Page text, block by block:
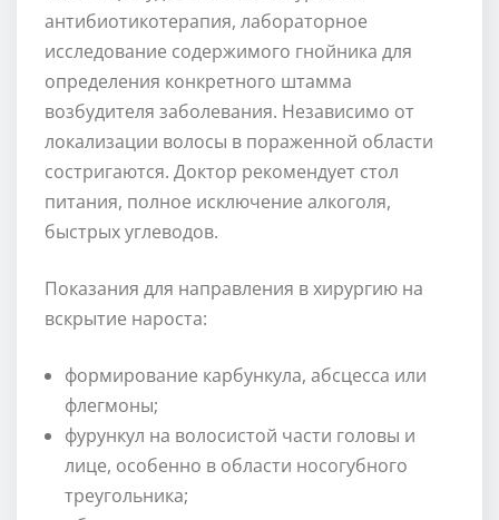
антибиотикотерапия, лабораторное
исследование содержимого гнойника для
определения конкретного штамма
возбудителя заболевания. Независимо от
локализации волосы в пораженной области
состригаются. Доктор рекомендует стол
питания, полное исключение алкоголя,
быстрых углеводов.
Показания для направления в хирургию на
вскрытие нароста:
формирование карбункула, абсцесса или
флегмоны;
фурункул на волосистой части головы и
лице, особенно в области носогубного
треугольника;